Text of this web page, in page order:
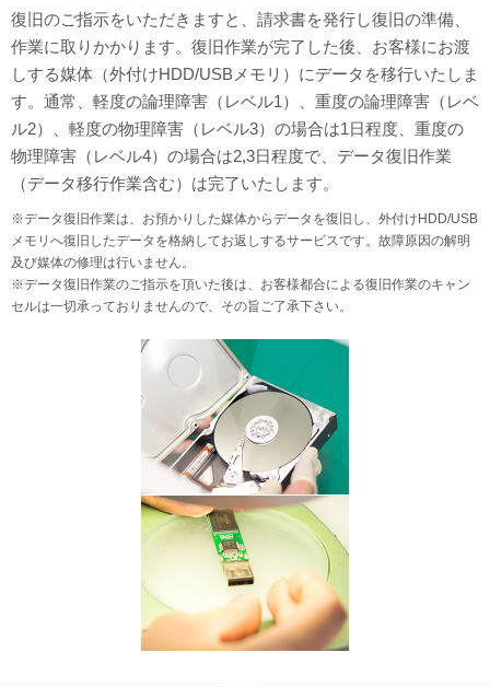
復旧のご指示をいただきますと、請求書を発行し復旧の準備、
作業に取りかかります。復旧作業が完了した後、お客様にお渡
しする媒体（外付けHDD/USBメモリ）にデータを移行いたしま
す。通常、軽度の論理障害（レベル1）、重度の論理障害（レベ
ル2）、軽度の物理障害（レベル3）の場合は1日程度、重度の
物理障害（レベル4）の場合は2,3日程度で、データ復旧作業
（データ移行作業含む）は完了いたします。
※データ復旧作業は、お預かりした媒体からデータを復旧し、外付けHDD/USB
メモリへ復旧したデータを格納してお返しするサービスです。故障原因の解明
及び媒体の修理は行いません。
※データ復旧作業のご指示を頂いた後は、お客様都合による復旧作業のキャン
セルは一切承っておりませんので、その旨ご了承下さい。